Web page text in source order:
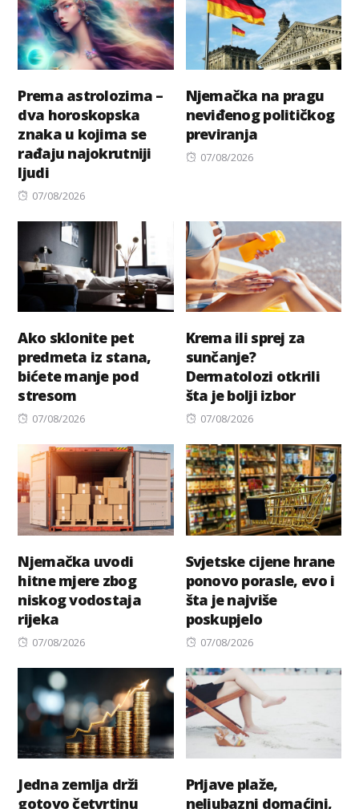
Prema astrolozima –
dva horoskopska
znaka u kojima se
rađaju najokrutniji
ljudi
Posted
07/08/2026
Njemačka na pragu
neviđenog političkog
previranja
Posted
07/08/2026
Ako sklonite pet
predmeta iz stana,
bićete manje pod
stresom
Posted
07/08/2026
Krema ili sprej za
sunčanje?
Dermatolozi otkrili
šta je bolji izbor
Posted
07/08/2026
Njemačka uvodi
hitne mjere zbog
niskog vodostaja
rijeka
Posted
07/08/2026
Svjetske cijene hrane
ponovo porasle, evo i
šta je najviše
poskupjelo
Posted
07/08/2026
Jedna zemlja drži
gotovo četvrtinu
Prljave plaže,
neljubazni domaćini,